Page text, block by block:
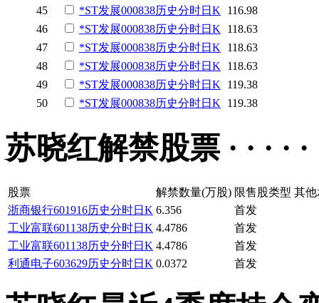
45
*ST发展000838历史分时日K
116.98
46
*ST发展000838历史分时日K
118.63
47
*ST发展000838历史分时日K
118.63
48
*ST发展000838历史分时日K
118.63
49
*ST发展000838历史分时日K
119.38
50
*ST发展000838历史分时日K 119.38
苏晓红解禁股票 · · · · ·
股票 解禁数量(万股) 限售股类型 其
浙商银行601916历史分时日K 6.356
首发
工业富联601138历史分时日K 4.4786
首发
工业富联601138历史分时日K 4.4786
首发
利通电子603629历史分时日K 0.0372 首发